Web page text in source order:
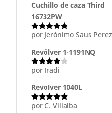
Cuchillo de caza Third
16732PW
Valorado
por Jerónimo Saus Perez
Revólver 1-1191NQ
Valorado
5
por Iradi
Revólver 1040L
Valorado
por C. Villalba